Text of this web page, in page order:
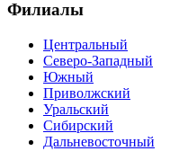
Филиалы
Центральный
Северо-Западный
Южный
Приволжский
Уральский
Сибирский
Дальневосточный